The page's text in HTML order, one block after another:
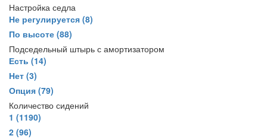
Настройка седла
Не регулируется (8)
По высоте (88)
Подседельный штырь с амортизатором
Есть (14)
Нет (3)
Опция (79)
Количество сидений
1 (1190)
2 (96)